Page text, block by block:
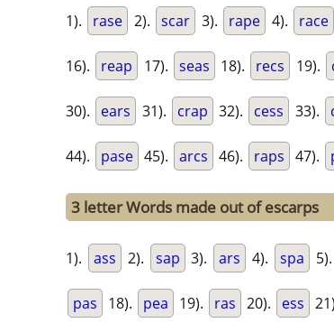
1). rase 2). scar 3). rape 4). race
16). reap 17). seas 18). recs 19).
30). ears 31). crap 32). cess 33).
44). pase 45). arcs 46). raps 47).
3 letter Words made out of escarps
1). ass 2). sap 3). ars 4). spa 5).
pas 18). pea 19). ras 20). ess